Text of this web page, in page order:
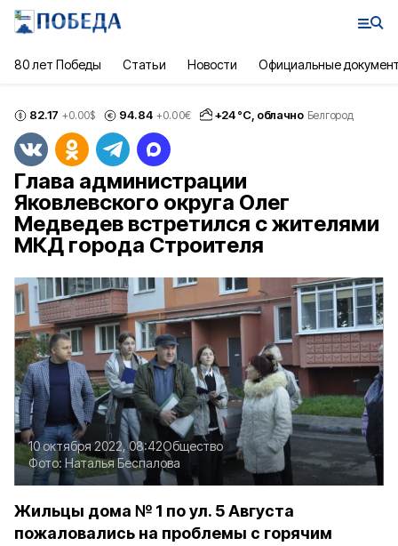
80 лет Победы Статьи Новости Официальные
82.17 +0.00$ 94.84 +0.00€ +24°С, облачно Белгород
Глава администрации
Яковлевского округа Олег
Медведев встретился с жителями
МКД города Строителя
10 октября 2022, 08:42Общество
Фото: Наталья Беспалова
Жильцы дома № 1 по ул. 5 Августа
пожаловались на проблемы с горячим